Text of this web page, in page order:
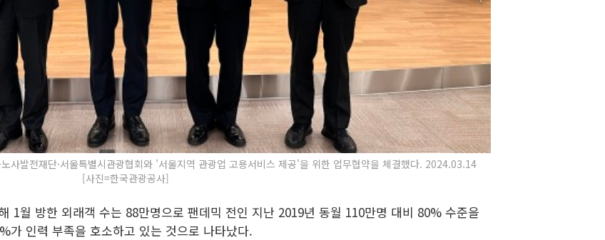
사발전재단·서울특별시관광협회와 '서울지역 관광업 고용서비스 제공'을 위한 업무협약을 체결했다. 2024.03.14
[사진=한국관광공사]
1월 방한 외래객 수는 88만명으로 팬데믹 전인 지난 2019년 동월 110만명 대비 80% 수준을
가 인력 부족을 호소하고 있는 것으로 나타났다.